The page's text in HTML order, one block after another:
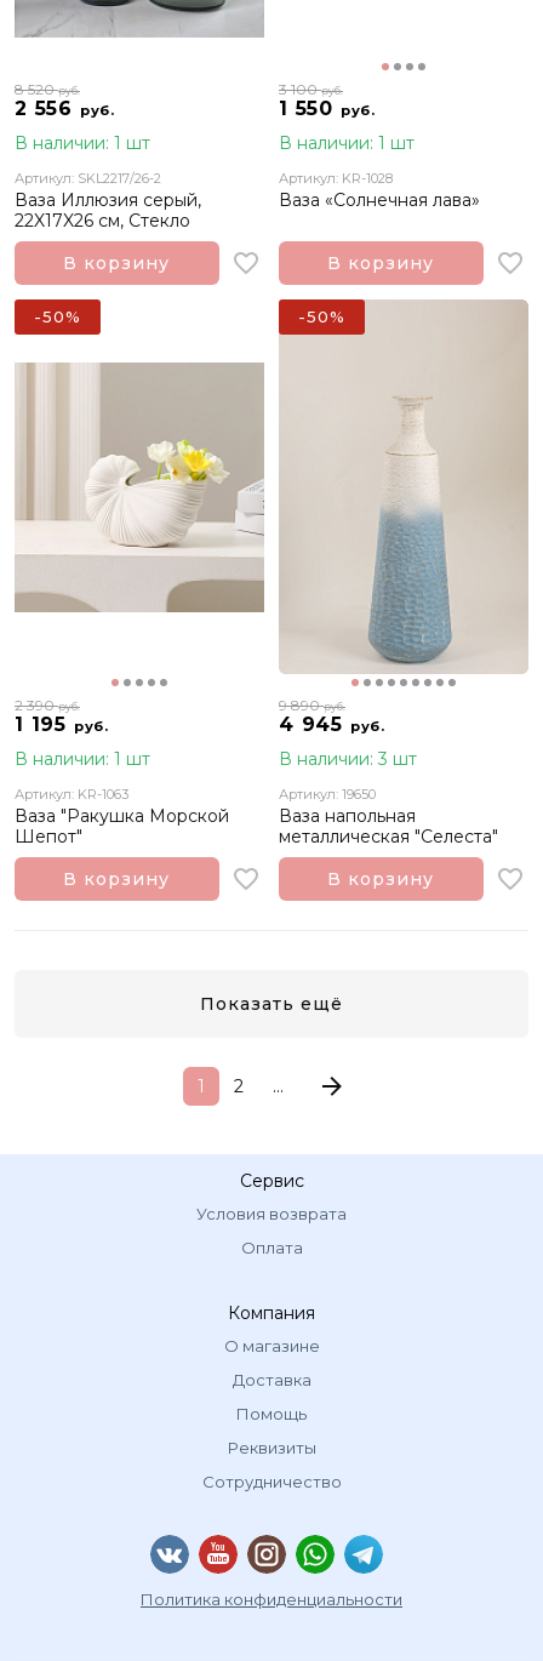
2 556 руб.
8 520руб.
В наличии: 1 шт
Артикул: SKL2217/26-2
Ваза Иллюзия серый,
22X17X26 см, Стекло
В корзину
1 550 руб.
3 100руб.
В наличии: 1 шт
Артикул: KR-1028
Ваза «Солнечная лава»
В корзину
1 195 руб.
2 390руб.
В наличии: 1 шт
Артикул: KR-1063
Ваза "Ракушка Морской
Шепот"
В корзину
-50%
4 945 руб.
9 890руб.
В наличии: 3 шт
Артикул: 19650
Ваза напольная
металлическая "Селеста"
В корзину
-50%
Показать ещё
1 2 ...
Сервис
Условия возврата
Оплата
Компания
О магазине
Доставка
Помощь
Реквизиты
Сотрудничество
Политика конфиденциальности